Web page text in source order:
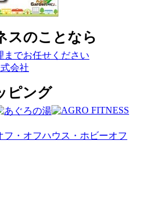
スのことなら
ピング